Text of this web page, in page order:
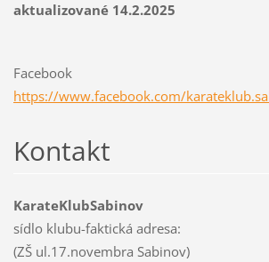
aktualizované 14.2.2025
Facebook
https://www.facebook.com/
Kontakt
KarateKlubSabinov
sídlo klubu-faktická adresa:
(ZŠ ul.17.novembra Sabinov)